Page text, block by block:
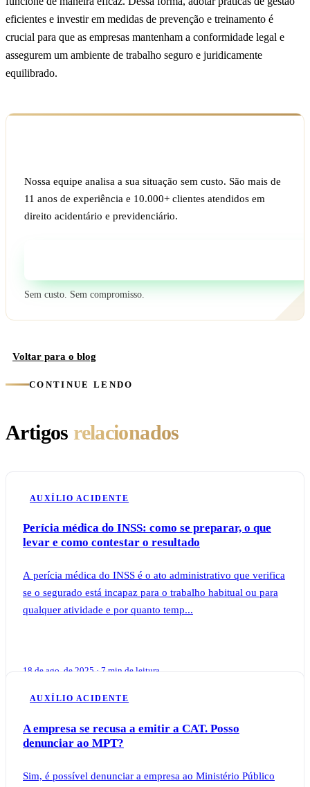
eficientes e investir em medidas de prevenção e treinamento é
crucial para que as empresas mantenham a conformidade legal e
assegurem um ambiente de trabalho seguro e juridicamente
equilibrado.
Nossa equipe analisa a sua situação sem custo. São mais de
11 anos de experiência e 10.000+ clientes atendidos em
direito acidentário e previdenciário.
Sem custo. Sem compromisso.
Voltar para o blog
CONTINUE LENDO
Artigos relacionados
AUXÍLIO ACIDENTE
Perícia médica do INSS: como se preparar, o que
levar e como contestar o resultado
A perícia médica do INSS é o ato administrativo que verifica
se o segurado está incapaz para o trabalho habitual ou para
qualquer atividade e por quanto temp...
18 de ago. de 2025 · 7 min de leitura
AUXÍLIO ACIDENTE
A empresa se recusa a emitir a CAT. Posso
denunciar ao MPT?
Sim, é possível denunciar a empresa ao Ministério Público